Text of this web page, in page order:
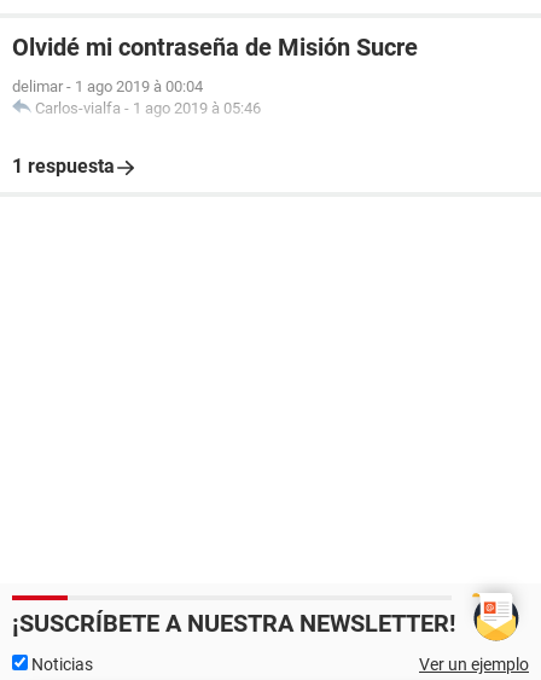
Olvidé mi contraseña de Misión Sucre
delimar - 1 ago 2019 à 00:04
Carlos-vialfa - 1 ago 2019 à 05:46
1 respuesta
¡SUSCRÍBETE A NUESTRA NEWSLETTER!
Noticias Ver un ejemplo